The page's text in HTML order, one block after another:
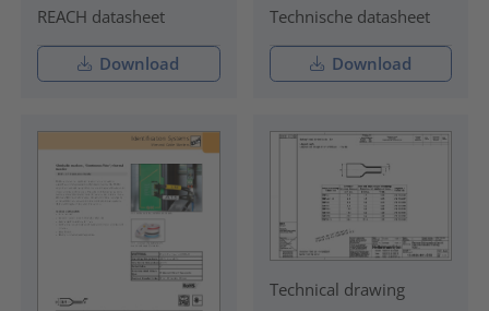
REACH datasheet
Download
Technische datasheet
Download
Technical drawing